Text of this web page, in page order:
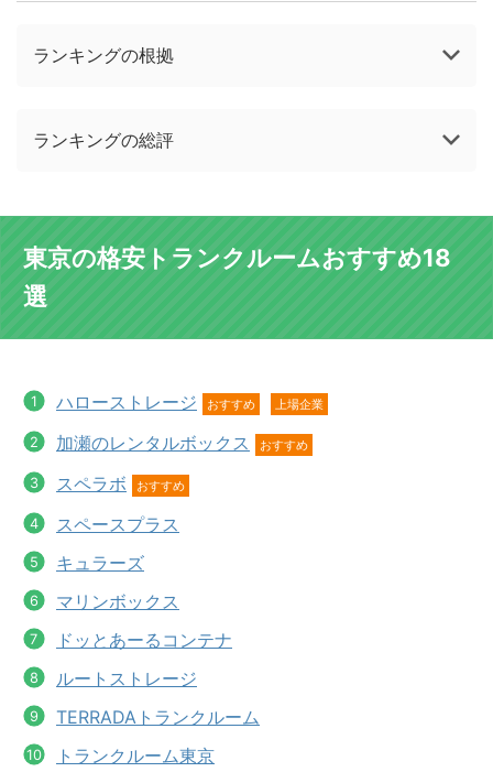
ランキングの根拠
ランキングの総評
東京の格安トランクルームおすすめ18
選
ハローストレージ おすすめ 上場企業
加瀬のレンタルボックス おすすめ
スペラボ おすすめ
スペースプラス
キュラーズ
マリンボックス
ドッとあーるコンテナ
ルートストレージ
TERRADAトランクルーム
トランクルーム東京